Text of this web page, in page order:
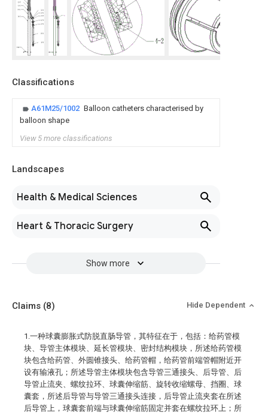
Classifications
A61M25/1002 Balloon catheters characterised by
balloon shape
View 5 more classifications
Landscapes
Health & Medical Sciences
Heart & Thoracic Surgery
Show more
Claims (8) Hide Dependent
1.一种球囊膨胀式防脱直肠导管，其特征在于，包括：给药管模
块、导管主体模块、延长管模块、密封结构模块，所述给药管模
块包含给药管、外圆锥接头、给药管帽，给药管前端管帽附近开
设有输液孔；所述导管主体模块包含导管三通接头、后导管、后
导管止流夹、螺纹拉环、球囊伸缩筋、旋转收缩螺母、挡圈、球
囊套，所述后导管与导管三通接头连接，后导管止流夹套在所述
后导管上，球囊套前端与球囊伸缩筋固定并套在螺纹拉环上；所